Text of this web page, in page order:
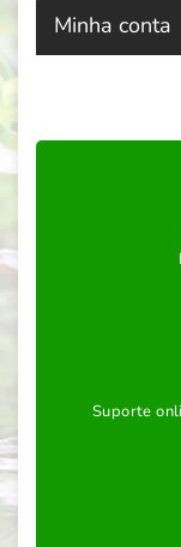
Minha conta
Suporte